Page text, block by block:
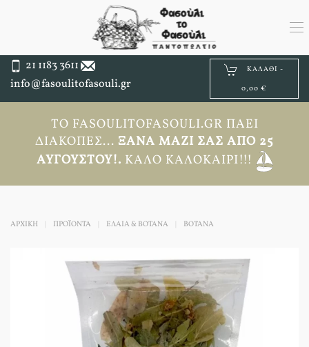
21 1183 3611
info@fasoulitofasouli.gr
ΚΑΛΆΘΙ -
0,00 €
ΤΟ FASOULITOFASOULI.GR ΠΆΕΙ
ΔΙΑΚΟΠΈΣ... ΞΑΝΆ ΜΑΖΊ ΣΑΣ ΑΠΟ 25
ΑΥΓΟΎΣΤΟΥ!. ΚΑΛΌ ΚΑΛΟΚΑΊΡΙ!!!
ΑΡΧΙΚΉ ΠΡΟΪΟΝΤΑ ΕΛΑΙΑ & ΒΟΤΑΝΑ ΒΌΤΑΝΑ